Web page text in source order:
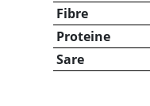
Fibre
Proteine
Sare